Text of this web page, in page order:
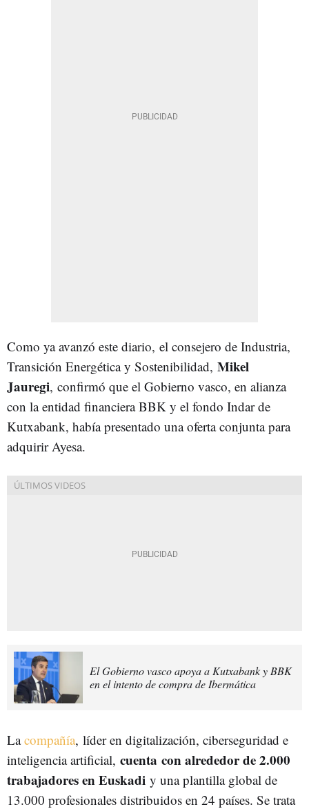
Como ya avanzó este diario, el consejero de Industria,
Transición Energética y Sostenibilidad, Mikel
Jauregi, confirmó que el Gobierno vasco, en alianza
con la entidad financiera BBK y el fondo Indar de
Kutxabank, había presentado una oferta conjunta para
adquirir Ayesa.
El Gobierno vasco apoya a Kutxabank y BBK
en el intento de compra de Ibermática
Lacompañía, líder en digitalización, ciberseguridad e
inteligencia artificial, cuenta con alrededor de 2.000
trabajadores en Euskadi y una plantilla global de
13.000 profesionales distribuidos en 24 países. Se trata